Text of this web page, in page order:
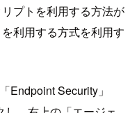
プトを利用する方法が
利用する方式を利用す
Endpoint Security」